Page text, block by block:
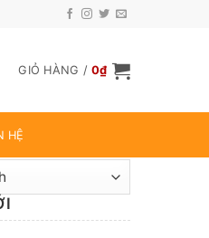
GIỎ HÀNG /0₫
HỆ